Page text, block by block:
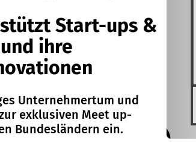
Start-ups &
ihre
Unternehmertum und
exklusiven Meet up-
Bundesländern ein.